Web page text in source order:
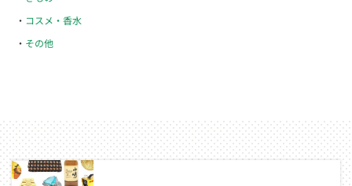
コスメ・香水
その他